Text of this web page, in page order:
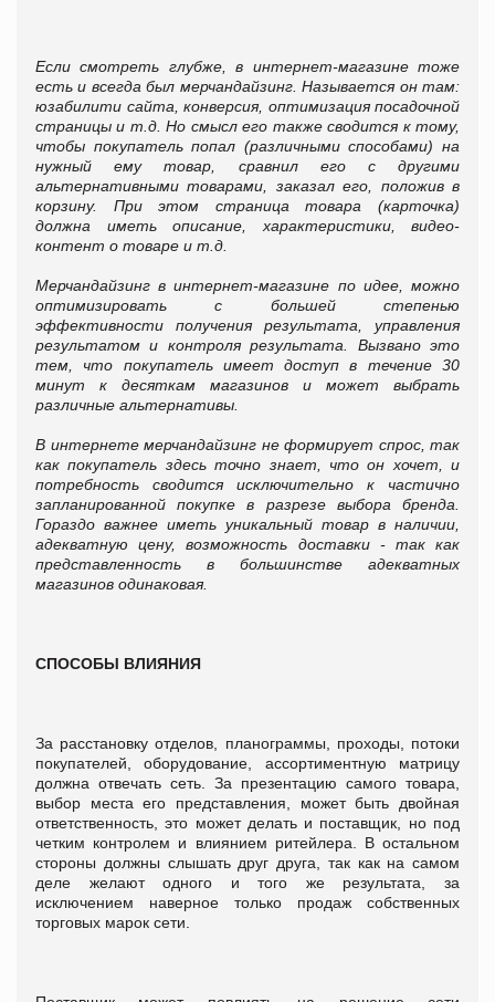
Если смотреть глубже, в интернет-магазине тоже
есть и всегда был мерчандайзинг. Называется он там:
юзабилити сайта, конверсия, оптимизация посадочной
страницы и т.д. Но смысл его также сводится к тому,
чтобы покупатель попал (различными способами) на
нужный ему товар, сравнил его с другими
альтернативными товарами, заказал его, положив в
корзину. При этом страница товара (карточка)
должна иметь описание, характеристики, видео-
контент о товаре и т.д.
Мерчандайзинг в интернет-магазине по идее, можно
оптимизировать с большей степенью
эффективности получения результата, управления
результатом и контроля результата. Вызвано это
тем, что покупатель имеет доступ в течение 30
минут к десяткам магазинов и может выбрать
различные альтернативы.
В интернете мерчандайзинг не формирует спрос, так
как покупатель здесь точно знает, что он хочет, и
потребность сводится исключительно к частично
запланированной покупке в разрезе выбора бренда.
Гораздо важнее иметь уникальный товар в наличии,
адекватную цену, возможность доставки - так как
представленность в большинстве адекватных
магазинов одинаковая.
СПОСОБЫ ВЛИЯНИЯ
За расстановку отделов, планограммы, проходы, потоки
покупателей, оборудование, ассортиментную матрицу
должна отвечать сеть. За презентацию самого товара,
выбор места его представления, может быть двойная
ответственность, это может делать и поставщик, но под
четким контролем и влиянием ритейлера. В остальном
стороны должны слышать друг друга, так как на самом
деле желают одного и того же результата, за
исключением наверное только продаж собственных
торговых марок сети.